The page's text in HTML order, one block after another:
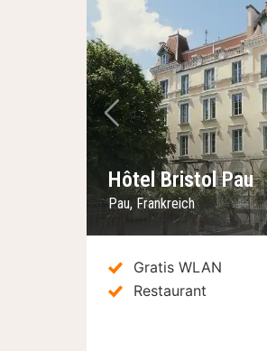
Vorheriges Bild
Hôtel Bristol Pau
Pau, Frankreich
Gratis WLAN
Restaurant